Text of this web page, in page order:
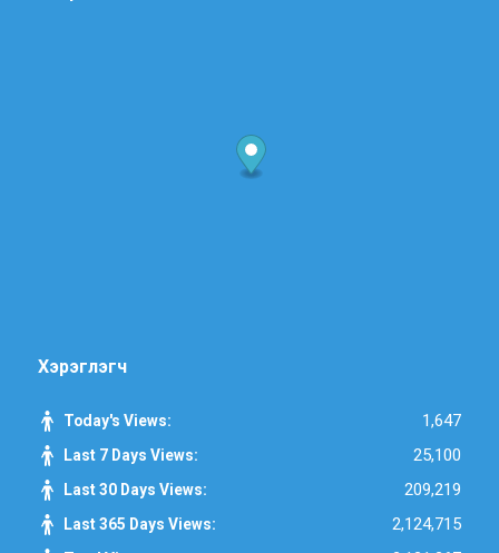
Хэрэглэгч
Today's Views: 1,647
Last 7 Days Views: 25,100
Last 30 Days Views: 209,219
Last 365 Days Views: 2,124,715